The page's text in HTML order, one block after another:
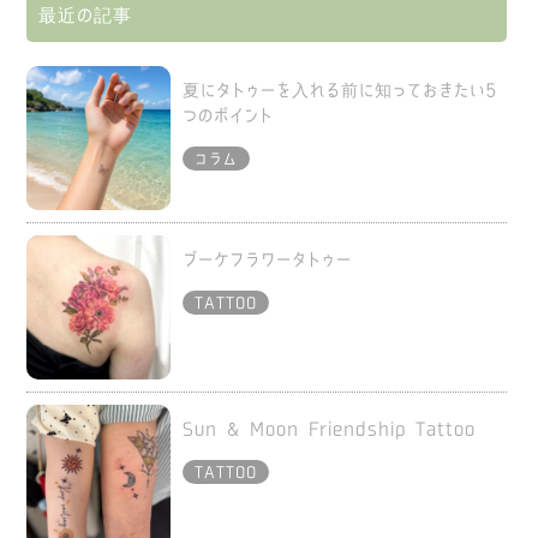
最近の記事
夏にタトゥーを入れる前に知っておきたい5
つのポイント
コラム
ブーケフラワータトゥー
TATTOO
Sun & Moon Friendship Tattoo
TATTOO